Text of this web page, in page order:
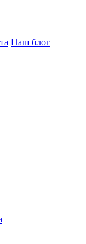
Наш блог